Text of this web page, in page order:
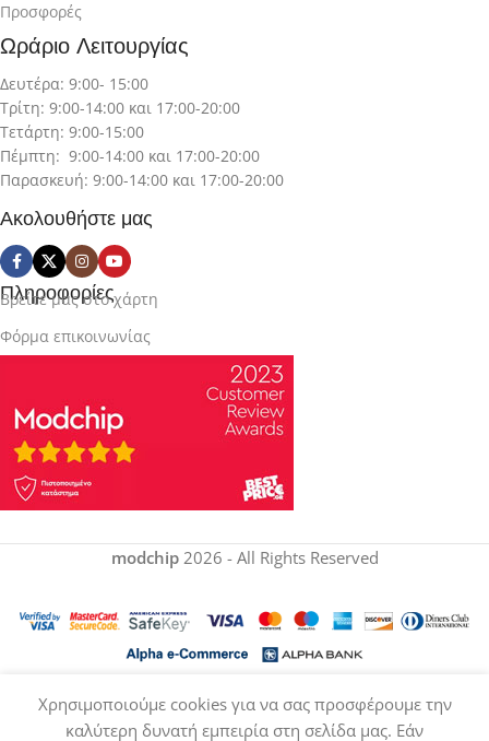
Προσφορές
Ωράριο Λειτουργίας
Δευτέρα: 9:00- 15:00
Τρίτη: 9:00-14:00 και 17:00-20:00
Τετάρτη: 9:00-15:00
Πέμπτη: 9:00-14:00 και 17:00-20:00
Παρασκευή: 9:00-14:00 και 17:00-20:00
Ακολουθήστε μας
Πληροφορίες
Βρείτε μας στο χάρτη
Φόρμα επικοινωνίας
modchip 2026 - All Rights Reserved
Χρησιμοποιούμε cookies για να σας προσφέρουμε την
καλύτερη δυνατή εμπειρία στη σελίδα μας. Εάν